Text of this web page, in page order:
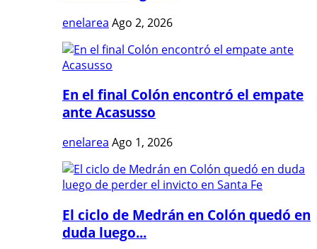
enelarea Ago 2, 2026
En el final Colón encontró el empate
ante Acasusso
enelarea Ago 1, 2026
El ciclo de Medrán en Colón quedó en
duda luego...